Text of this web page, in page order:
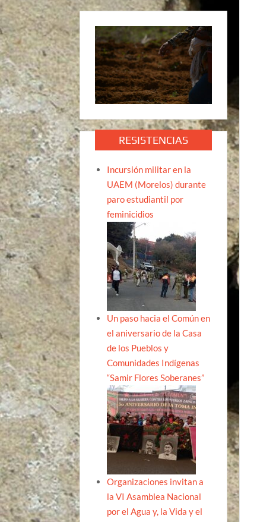
RESISTENCIAS
Incursión militar en la
UAEM (Morelos) durante
paro estudiantil por
feminicidios
Un paso hacia el Común en
el aniversario de la Casa
de los Pueblos y
Comunidades Indígenas
“Samir Flores Soberanes”
Organizaciones invitan a
la VI Asamblea Nacional
por el Agua y, la Vida y el